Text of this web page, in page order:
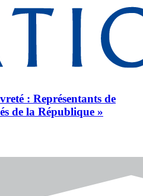
: Représentants de
de la République »